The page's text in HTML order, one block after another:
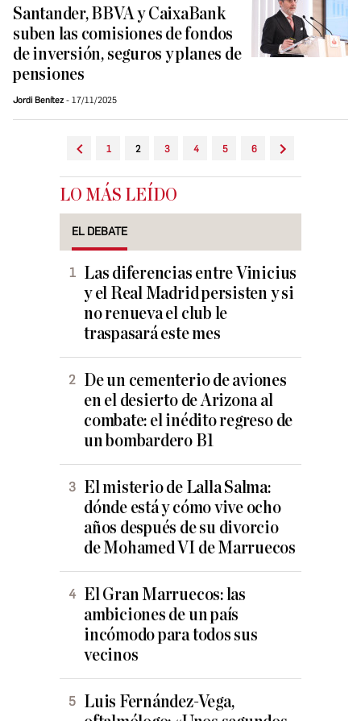
Santander, BBVA y CaixaBank
suben las comisiones de fondos
de inversión, seguros y planes de
pensiones
Jordi Benítez 17/11/2025
1 2 3 4 5 6
LO MÁS LEÍDO
EL DEBATE
Las diferencias entre Vinicius
y el Real Madrid persisten y si
no renueva el club le
traspasará este mes
De un cementerio de aviones
en el desierto de Arizona al
combate: el inédito regreso de
un bombardero B1
El misterio de Lalla Salma:
dónde está y cómo vive ocho
años después de su divorcio
de Mohamed VI de Marruecos
El Gran Marruecos: las
ambiciones de un país
incómodo para todos sus
vecinos
Luis Fernández-Vega,